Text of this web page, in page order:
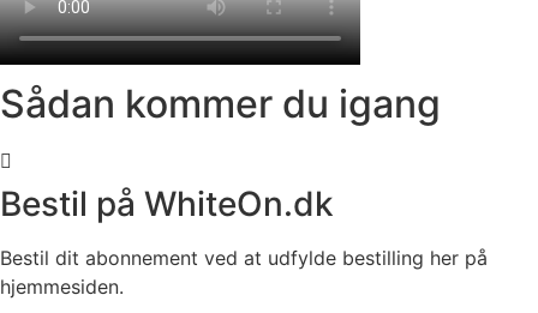
Sådan kommer du igang
Bestil på WhiteOn.dk
Bestil dit abonnement ved at udfylde bestilling her på
hjemmesiden.